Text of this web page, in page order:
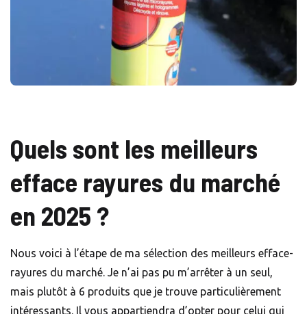
Quels sont les meilleurs
efface rayures du marché
en 2025 ?
Nous voici à l’étape de ma sélection des meilleurs efface-
rayures du marché. Je n’ai pas pu m’arrêter à un seul,
mais plutôt à 6 produits que je trouve particulièrement
intéressants. Il vous appartiendra d’opter pour celui qui